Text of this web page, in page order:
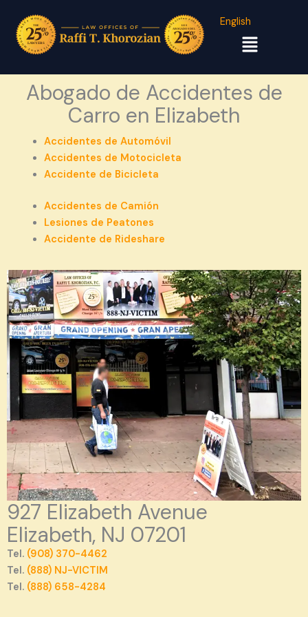
English
Menú
Abogado de Accidentes de
Carro en Elizabeth
Accidentes de Automóvil
Accidentes de Motocicleta
Accidente de Bicicleta
Accidentes de Camión
Lesiones de Peatones
Accidente de Rideshare
927 Elizabeth Avenue
Elizabeth, NJ 07201
Tel. (908) 370-4462
Tel. (888) NJ-VICTIM
Tel. (888) 658-4284